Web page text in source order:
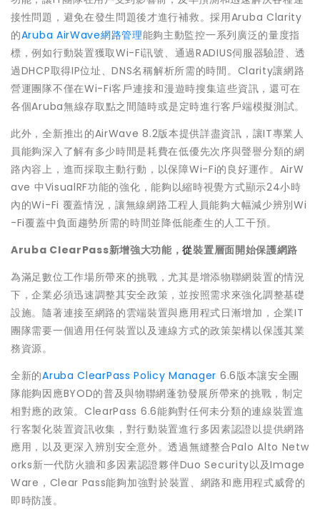
接性問題，避免在發生問題後才進行補救。採用Aruba Clarity
的Aruba AirWave網路管理能夠主動監控一系列廣泛的量度指
標，例如行動裝置獲取Wi-Fi訊號、通過RADIUS伺服器驗證、透
過DHCP取得IP位址、DNS名稱解析所需的時間。Clarity讓網路
營運團隊不僅在Wi-Fi客戶連接和漫遊時搜集這些資訊，還可在
各個Aruba無線存取點之間隨時或是定時進行客戶端模擬測試。
此外，全新推出的AirWave 8.2版本提供詳盡資訊，讓IT專業人
員能夠深入了解有多少時間是耗費在低優先次序與聲譽分類的網
路內容上，進而採取主動行動，以保障Wi-Fi的良好運作。AirW
ave 中VisualRF功能的強化，能夠以縮時視覺方式顯示24小時
內的Wi-Fi 覆蓋情況，讓無線網路工程人員能夠大幅減少辨別Wi
-Fi覆蓋中負面趨勢所需的時間並降低能產生的人工干預。
Aruba ClearPass新增強大功能，從裝置層面開始保護網路
為滿足數位工作場所帶來的挑戰，尤其是增添物聯網裝置的情況
下，企業必須迅速調整其安全政策，並按照需求來強化調整基礎
設施。隨著連接至網路的雲端裝置與應用程式日漸增加，企業IT
團隊需要一個適用任何裝置以及連線方式的政策架構以保護其業
務資源。
全新的Aruba ClearPass Policy Manager 6.6版本讓安全團
隊能夠因應BYOD的普及與物聯網蓬勃發展所帶來的挑戰，制定
相對應的政策。ClearPass 6.6能夠對任何未分類的連線裝置進
行客製化裝置資訊收集，對行動裝置進行多因素認證以提供網路
應用，以及更深入辨別安全意外。透過無縫整合Palo Alto Netw
orks新一代防火牆和多因素認證夥伴Duo Security以及Image
Ware，Clear Pass能夠加強對於裝置、網路和應用程式威脅的
即時防護。